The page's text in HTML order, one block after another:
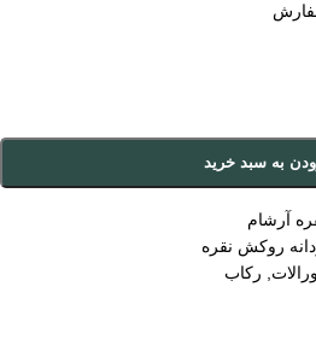
به سبد خرید
آرشام
روکش نقره
, رکاب